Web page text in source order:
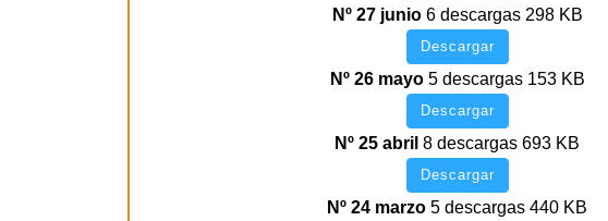
Nº 27 junio 6 descargas 298 KB
Descargar
Nº 26 mayo 5 descargas 153 KB
Descargar
Nº 25 abril 8 descargas 693 KB
Descargar
Nº 24 marzo 5 descargas 440 KB